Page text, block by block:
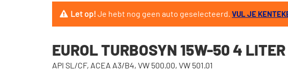
Let op!Je hebt nog geen auto geselecteerd. VUL JE
EUROL TURBOSYN 15W-50 4 LITER
API SL/CF, ACEA A3/B4, VW 500.00, VW 501.01